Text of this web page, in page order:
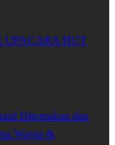
UPACARA HUT
Ditemukan dan
Warga &